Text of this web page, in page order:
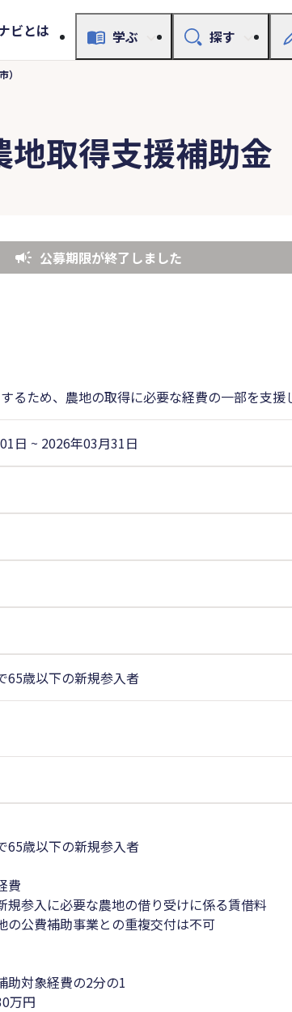
ビとは 学ぶ 探す
）
地取得支援補助金
公募期限が終了しました
るため、農地の取得に必要な経費の一部を支援
日 ~ 2026年03月31日
65歳以下の新規参入者
65歳以下の新規参入者
費
規参入に必要な農地の借り受けに係る賃借料
の公費補助事業との重複交付は不可
助対象経費の2分の1
万円